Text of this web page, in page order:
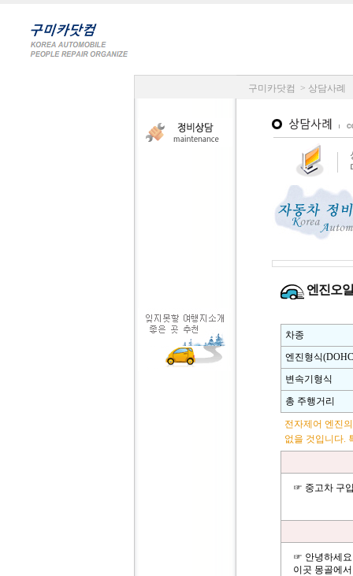
구미카닷컴 > 상담사례
엔진오
차종
엔진형식
변속기형식
총 주행거리
전자제어 엔진
없을 것입니다.
☞ 중고차 구
☞ 안녕하세요
이곳 몽골에